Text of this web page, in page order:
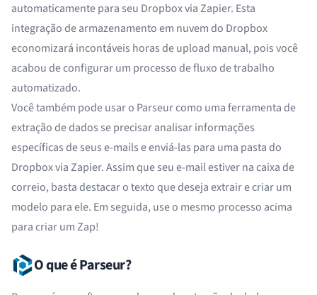
automaticamente para seu Dropbox via Zapier. Esta
integração de armazenamento em nuvem do Dropbox
economizará incontáveis horas de upload manual, pois você
acabou de configurar um processo de fluxo de trabalho
automatizado.
Você também pode usar o Parseur como uma ferramenta de
extração de dados se precisar analisar informações
específicas de seus e-mails e enviá-las para uma pasta do
Dropbox via Zapier. Assim que seu e-mail estiver na caixa de
correio, basta destacar otexto que deseja extraire criar um
modelo para ele. Em seguida, use o mesmo processo acima
para criar um Zap!
O que é Parseur?